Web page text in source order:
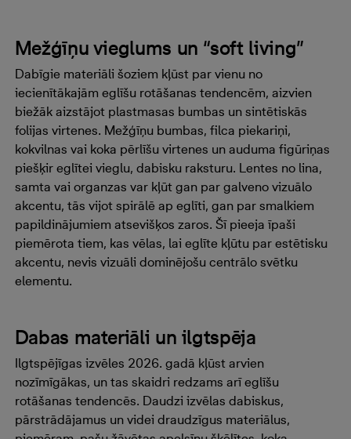
Mežģīņu vieglums un “soft living”
Dabīgie materiāli šoziem kļūst par vienu no
iecienītākajām eglīšu rotāšanas tendencēm, aizvien
biežāk aizstājot plastmasas bumbas un sintētiskās
folijas virtenes. Mežģīņu bumbas, filca piekariņi,
kokvilnas vai koka pērlīšu virtenes un auduma figūriņas
piešķir eglītei vieglu, dabisku raksturu. Lentes no lina,
samta vai organzas var kļūt gan par galveno vizuālo
akcentu, tās vijot spirālē ap eglīti, gan par smalkiem
papildinājumiem atsevišķos zaros. Šī pieeja īpaši
piemērota tiem, kas vēlas, lai eglīte kļūtu par estētisku
akcentu, nevis vizuāli dominējošu centrālo svētku
elementu.
Dabas materiāli un ilgtspēja
Ilgtspējīgas izvēles 2026. gadā kļūst arvien
nozīmīgākas, un tas skaidri redzams arī eglīšu
rotāšanas tendencēs. Daudzi izvēlas dabiskus,
pārstrādājamus un videi draudzīgus materiālus,